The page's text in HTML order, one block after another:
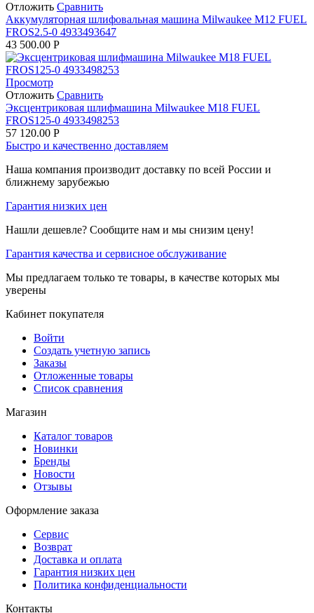
Отложить Сравнить
Аккумуляторная шлифовальная машина Milwaukee M12 FUEL
FROS2.5-0 4933493647
43 500.00 Р
Просмотр
Отложить Сравнить
Эксцентриковая шлифмашина Milwaukee M18 FUEL
FROS125-0 4933498253
57 120.00 Р
Быстро и качественно доставляем
Наша компания производит доставку по всей России и
ближнему зарубежью
Гарантия низких цен
Нашли дешевле? Сообщите нам и мы снизим цену!
Гарантия качества и сервисное обслуживание
Мы предлагаем только те товары, в качестве которых мы
уверены
Кабинет покупателя
Войти
Создать учетную запись
Заказы
Отложенные товары
Список сравнения
Магазин
Каталог товаров
Новинки
Бренды
Новости
Отзывы
Оформление заказа
Сервис
Возврат
Доставка и оплата
Гарантия низких цен
Политика конфиденциальности
Контакты